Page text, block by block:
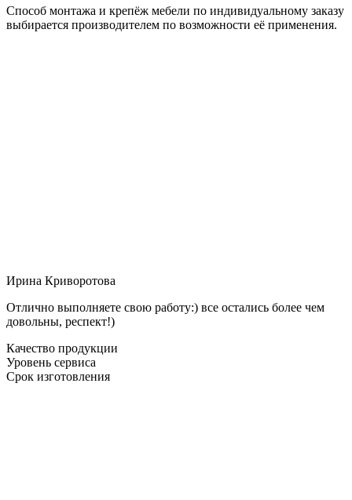
Способ монтажа и крепёж мебели по индивидуальному заказу
выбирается производителем по возможности её применения.
Ирина Криворотова
Отлично выполняете свою работу:) все остались более чем
довольны, респект!)
Качество продукции
Уровень сервиса
Срок изготовления